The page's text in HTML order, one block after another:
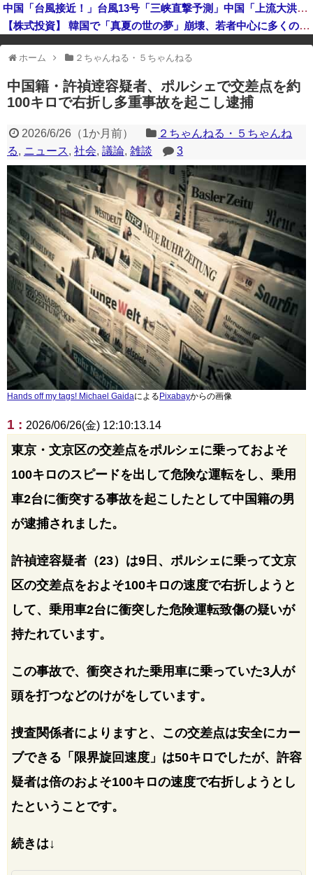
中国「台風接近！」台風13号「三峡直撃予測」中国「上流大洪水！（三峡上流」中国都市「8/5の映像（動画」三峡ダム「緊急放流（決壊危機」中国「下流大水害（震え声」→
【株式投資】 韓国で「真夏の世の夢」崩壊、若者中心に多くの人が「人生オワタ」―中国メディア
※アドブロック等の広告非表示プラグインやアドオンを利用している場合、
一部のコンテンツが表示されなくなったり、サイト全体のレイアウトが崩れ
たりする場合があります。
ホーム ２ちゃんねる・５ちゃんねる
中国籍・許禎逹容疑者、ポルシェで交差点を約
100キロで右折し多重事故を起こし逮捕
2026/6/26（1か月前）
２ちゃんねる・５ちゃんね
る, ニュース, 社会, 議論, 雑談 3
Hands off my tags! Michael GaidaによるPixabayからの画像
1 : 2026/06/26(金) 12:10:13.14
東京・文京区の交差点をポルシェに乗っておよそ
100キロのスピードを出して危険な運転をし、乗用
車2台に衝突する事故を起こしたとして中国籍の男
が逮捕されました。
許禎逹容疑者（23）は9日、ポルシェに乗って文京
区の交差点をおよそ100キロの速度で右折しようと
して、乗用車2台に衝突した危険運転致傷の疑いが
持たれています。
この事故で、衝突された乗用車に乗っていた3人が
頭を打つなどのけがをしています。
捜査関係者によりますと、この交差点は安全にカー
ブできる「限界旋回速度」は50キロでしたが、許容
疑者は倍のおよそ100キロの速度で右折しようとし
たということです。
続きは↓